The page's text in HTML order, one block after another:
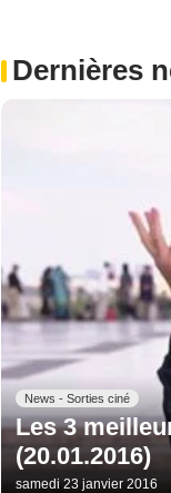
Dernières
News - Sorties ciné
Les 3
(20.01.2016)
samedi 23 janvier 2016